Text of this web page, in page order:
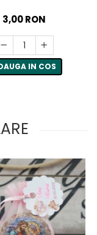
3,00 RON
IN COS